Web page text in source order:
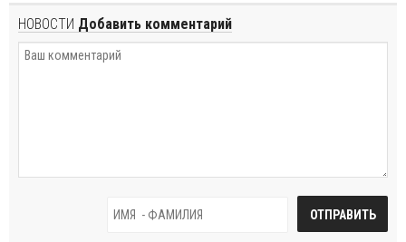
НОВОСТИ Добавить комментарий